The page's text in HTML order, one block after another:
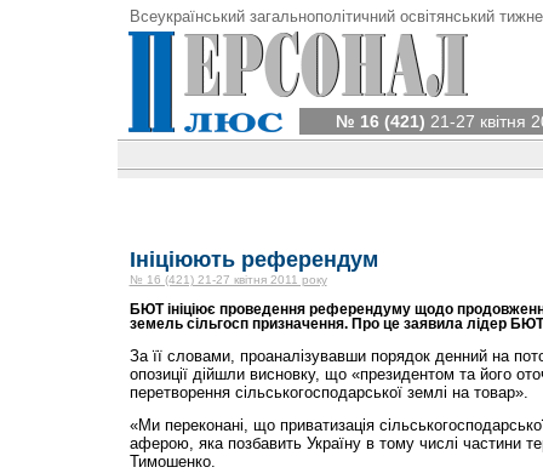
Всеукраїнський загальнополітичний освітянський
№ 16 (421) 21-27 квітня
Ініціюють референдум
№ 16 (421) 21-27 квітня 2011 року
БЮТ ініціює проведення референдуму щодо
земель сільгосп призначення. Про це заявила лідер
За її словами, проаналізувавши порядок денний на
опозиції дійшли висновку, що «президентом та його
перетворення сільськогосподарської землі на товар».
«Ми переконані, що приватизація
аферою, яка позбавить Україну в тому числі частини
Тимошенко.